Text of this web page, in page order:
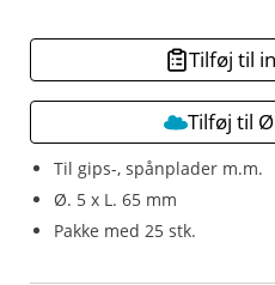
Til gips-, spånplader m.m.
Ø. 5 x L. 65 mm
Pakke med 25 stk.
Tilføj til
Tilføj til